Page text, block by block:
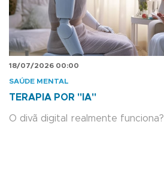
18/07/2026 00:00
SAÚDE MENTAL
TERAPIA POR "IA"
O divã digital realmente funciona?